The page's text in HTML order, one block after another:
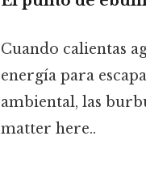
Cuando calientas
energía para
ambiental, las
matter here..